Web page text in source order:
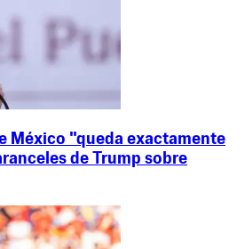
México "queda exactamente
de Trump sobre